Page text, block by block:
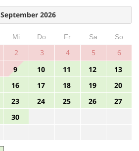
September 2026
Mi Do Fr Sa
So
2 3 4 5 6
9 10 11 12 13
16 17 18 19 20
23 24 25 26 27
30